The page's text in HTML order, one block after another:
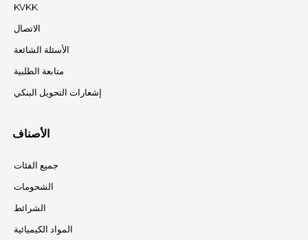
KVKK
الاتصال
الأسئلة الشائعة
متابعة الطلبية
إشعارات التحويل البنكي
الأصناف
جميع الفئات
الشحومات
الشرائط
المواد الكيميائية